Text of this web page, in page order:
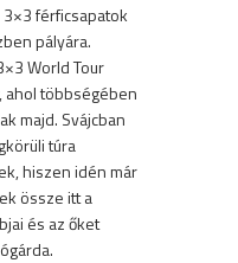
férficsapatok
pályára.
World Tour
ahol többségében
majd. Svájcban
túra
hiszen idén már
össze itt a
és az őket